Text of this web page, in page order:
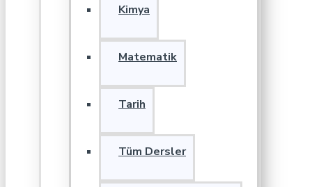
Kimya
Matematik
Tarih
Tüm Dersler